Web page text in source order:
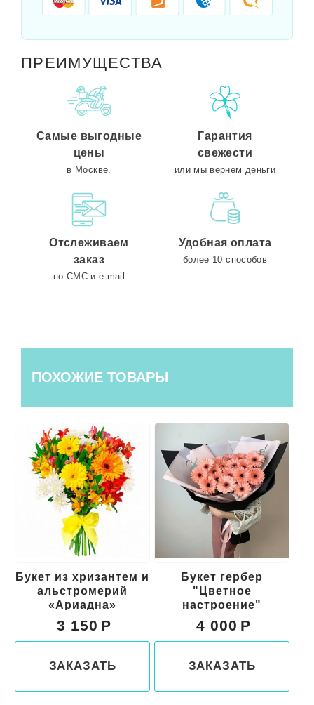
ПРЕИМУЩЕСТВА
Самые выгодные
цены
в Москве.
Гарантия
свежести
или мы вернем деньги
Отслеживаем
заказ
по СМС и e-mail
Удобная оплата
более 10 способов
ПОХОЖИЕ ТОВАРЫ
Букет из хризантем и
альстромерий
«Ариадна»
3 150
ЗАКАЗАТЬ
Букет гербер
"Цветное
настроение"
4 000
ЗАКАЗАТЬ